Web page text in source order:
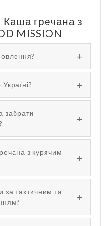
Каша гречана з
MISSION
забрати
з курячим
за тактичним та